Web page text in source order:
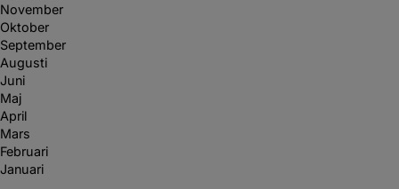
November
Oktober
September
Augusti
Juni
Maj
April
Mars
Februari
Januari